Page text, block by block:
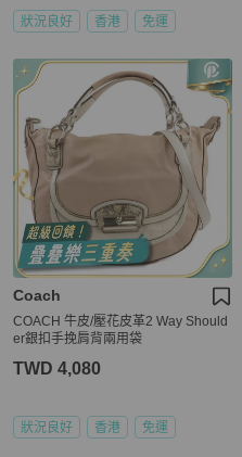
狀況良好 香港 免運
Coach
COACH 牛皮/壓花皮革2 Way Should
er銀扣手挽肩背兩用袋
TWD 4,080
狀況良好 香港 免運